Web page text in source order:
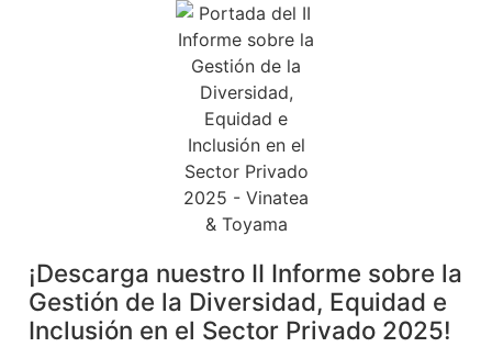
¡Descarga nuestro II Informe sobre la
Gestión de la Diversidad, Equidad e
Inclusión en el Sector Privado 2025!